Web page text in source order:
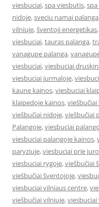
viesbuciai,spa viesbutis,
nidoje,sveciu namai palanga
vilniuje,šventoji energetikas,
viesbuciai,tauras palanga,
vanagupe palanga,
viesbuciai,viesbuciai
viesbuciai jurmaloje,
kaune kainos,viesbuciai
klaipedoje kainos,
viešbučiai nidoje,viešbučiai
Palangoje,viesbuciai
viesbuciai palangoje kainos,
paryziuje,viesbuciai prie
viesbuciai rygoje,viešbučiai
viešbučiai šventojoje,
viesbuciai vilniaus centre,
viešbučiai vilniuje,